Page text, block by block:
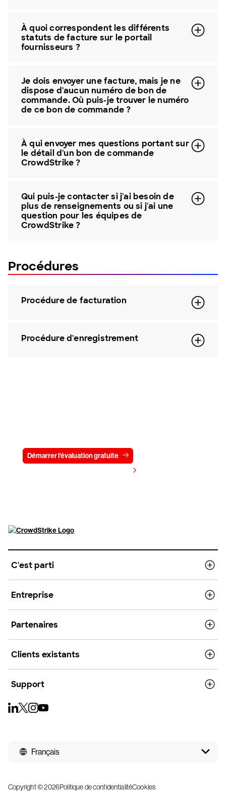
À quoi correspondent les différents
statuts de facture sur le portail
fournisseurs ?
Je dois envoyer une facture, mais je ne
dispose d'aucun numéro de bon de
commande. Où puis-je trouver le numéro
de ce bon de commande ?
À qui envoyer mes questions portant sur
le détail d'un bon de commande
CrowdStrike ?
Qui puis-je contacter si j'ai besoin de
plus de renseignements ou si j'ai une
question pour les équipes de
CrowdStrike ?
Procédures
Procédure de facturation
Procédure d'enregistrement
Démarrer l'évaluation gratuite
C'est parti
Entreprise
Partenaires
Clients existants
Support
Français
Copyright © 2026Politique de confidentialitéCookies